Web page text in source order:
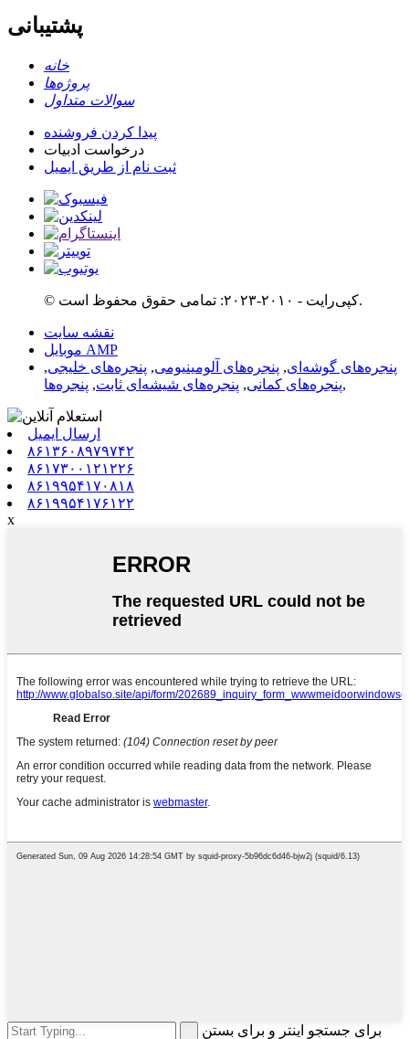
پشتیبانی
خانه
پروژه‌ها
سوالات متداول
پیدا کردن فروشنده
درخواست ادبیات
ثبت نام از طریق ایمیل
© کپی‌رایت - ۲۰۱۰-۲۰۲۳: تمامی حقوق محفوظ است.
نقشه سایت
موبایل AMP
پنجره‌های گوشه‌ای, پنجره‌های آلومینیومی, پنجره‌های خلیجی,
پنجره‌های کمانی, پنجره‌های شیشه‌ای ثابت, پنجره‌ها ,
ارسال ایمیل
۸۶۱۳۶۰۸۹۷۹۷۴۲
۸۶۱۷۳۰۰۱۲۱۲۲۶
۸۶۱۹۹۵۴۱۷۰۸۱۸
۸۶۱۹۹۵۴۱۷۶۱۲۲
x
برای جستجو اینتر و برای بستن